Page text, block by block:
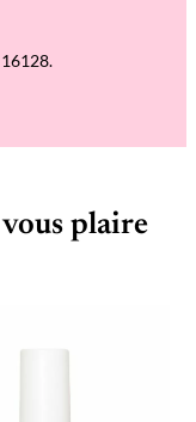
plaire